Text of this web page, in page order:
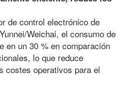
de control electrónico de
Weichai, el consumo de
en un 30 % en comparación
lo que reduce
costes operativos para el